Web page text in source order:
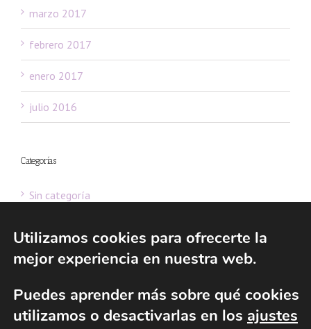
marzo 2017
febrero 2017
enero 2017
julio 2016
Categorías
Sin categoría
© 2016 Consultoría de Fundaciones - Asesoría de Fundaciones y ESFL |
All Rights Reserved | Powered byGabinete web 2.0 de Ernesto del
Valle|
Política de cookies
Utilizamos cookies para ofrecerte la
mejor experiencia en nuestra web.
Puedes aprender más sobre qué cookies
utilizamos o desactivarlas en los ajustes